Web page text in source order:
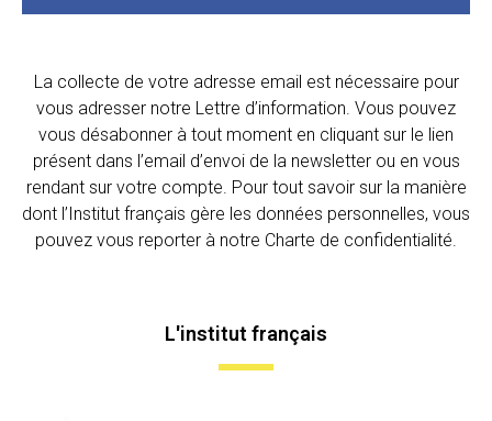
La collecte de votre adresse email est nécessaire pour
vous adresser notre Lettre d’information. Vous pouvez
vous désabonner à tout moment en cliquant sur le lien
présent dans l’email d’envoi de la newsletter ou en vous
rendant sur votre compte. Pour tout savoir sur la manière
dont l’Institut français gère les données personnelles, vous
pouvez vous reporter à notre Charte de confidentialité.
L'institut français